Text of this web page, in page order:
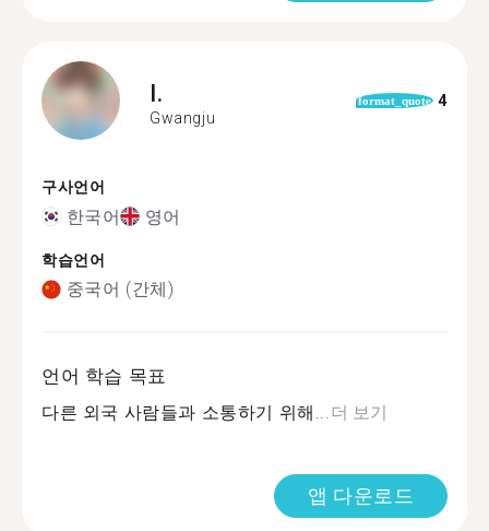
I.
Gwangju
format_quote 4
구사언어
한국어 영어
학습언어
중국어 (간체)
언어 학습 목표
다른 외국 사람들과 소통하기 위해...더 보기
앱 다운로드